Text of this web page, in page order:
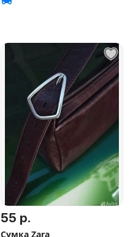
55 р.
Сумка Zara